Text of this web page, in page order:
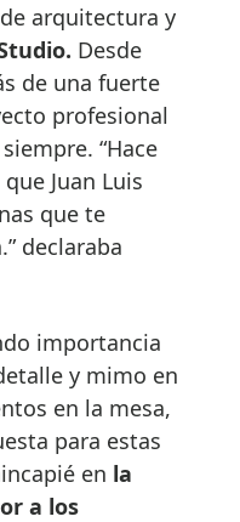
arquitectura y
Desde
de una fuerte
profesional
“Hace
Juan Luis
que te
declaraba
importancia
y mimo en
en la mesa,
para estas
en la
a los